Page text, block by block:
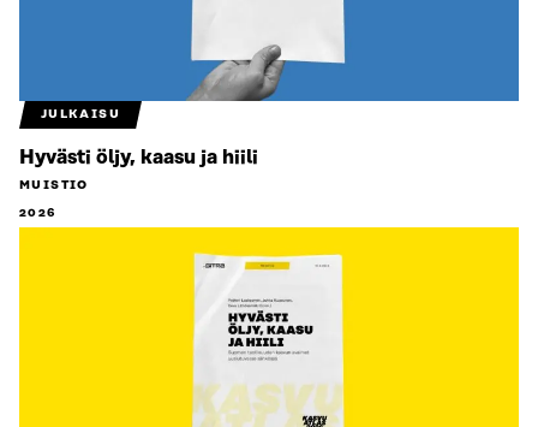
JULKAISU
Hyvästi öljy, kaasu ja hiili
MUISTIO
2026